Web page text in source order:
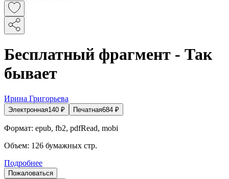
Бесплатный фрагмент - Так
бывает
Ирина Григорьева
Электронная140 ₽ Печатная684 ₽
Формат: epub, fb2, pdfRead, mobi
Объем: 126 бумажных стр.
Подробнее
Пожаловаться